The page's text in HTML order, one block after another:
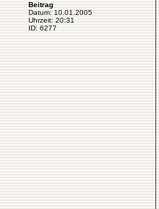
Beitrag
Datum: 10.01.2005
Uhrzeit: 20:31
ID: 6277